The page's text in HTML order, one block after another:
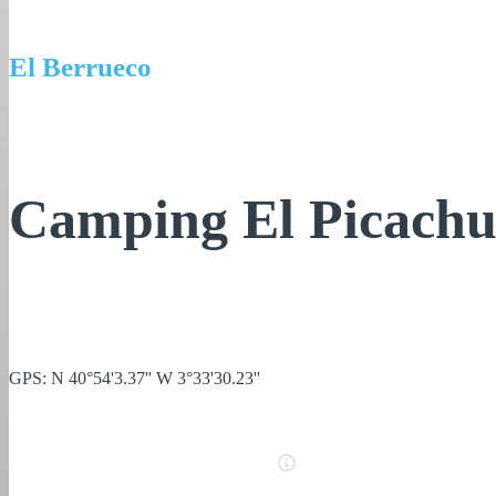
El Berrueco
Camping El
GPS: N 40°54'3.37'' W 3°33'30.23''